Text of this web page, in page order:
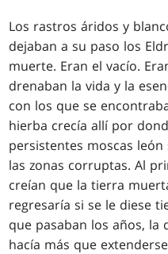
Los rastros áridos y
dejaban a su paso los
muerte. Eran el vacío.
drenaban la vida y la
con los que se
hierba crecía allí por
persistentes moscas
las zonas corruptas. Al
creían que la tierra
regresaría si se le diese
que pasaban los años, la
hacía más que